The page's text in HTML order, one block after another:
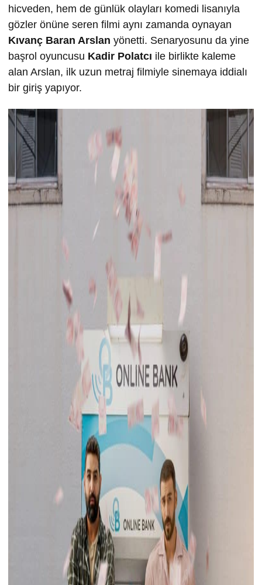
hicveden, hem de günlük olayları komedi lisanıyla
gözler önüne seren filmi aynı zamanda oynayan
Kıvanç Baran Arslan yönetti. Senaryosunu da yine
başrol oyuncusu Kadir Polatcı ile birlikte kaleme
alan Arslan, ilk uzun metraj filmiyle sinemaya iddialı
bir giriş yapıyor.